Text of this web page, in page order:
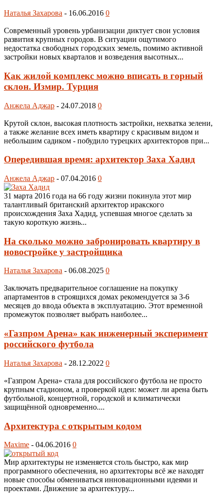
Наталья Захарова - 16.06.2016 0
Современный уровень урбанизации диктует свои условия
развития крупных городов. В ситуации ощутимого
недостатка свободных городских земель, помимо активной
застройки новых кварталов и возведения высотных...
Как жилой комплекс можно вписать в горный
склон. Измир. Турция
Анжела Аджар - 24.07.2018 0
Крутой склон, высокая плотность застройки, нехватка зелени,
а также желание всех иметь квартиру с красивым видом и
небольшим садиком - побудило турецких архитекторов при...
Опередившая время: архитектор Заха Хадид
Анжела Аджар - 07.04.2016 0
31 марта 2016 года на 66 году жизни покинула этот мир
талантливый британский архитектор иракского
происхождения Заха Хадид, успевшая многое сделать за
такую короткую жизнь...
На сколько можно забронировать квартиру в
новостройке у застройщика
Наталья Захарова - 06.08.2025 0
Заключать предварительное соглашение на покупку
апартаментов в строящихся домах рекомендуется за 3-6
месяцев до ввода объекта в эксплуатацию. Этот временной
промежуток позволяет выбрать наиболее...
«Газпром Арена» как инженерный эксперимент
российского футбола
Наталья Захарова - 28.12.2022 0
«Газпром Арена» стала для российского футбола не просто
крупным стадионом, а проверкой идеи: может ли арена быть
футбольной, концертной, городской и климатически
защищённой одновременно....
Архитектура с открытым кодом
Maxime - 04.06.2016 0
Мир архитектуры не изменяется столь быстро, как мир
программного обеспечения, но архитекторы всё же находят
новые способы обмениваться инновационными идеями и
проектами. Движение за архитектуру...